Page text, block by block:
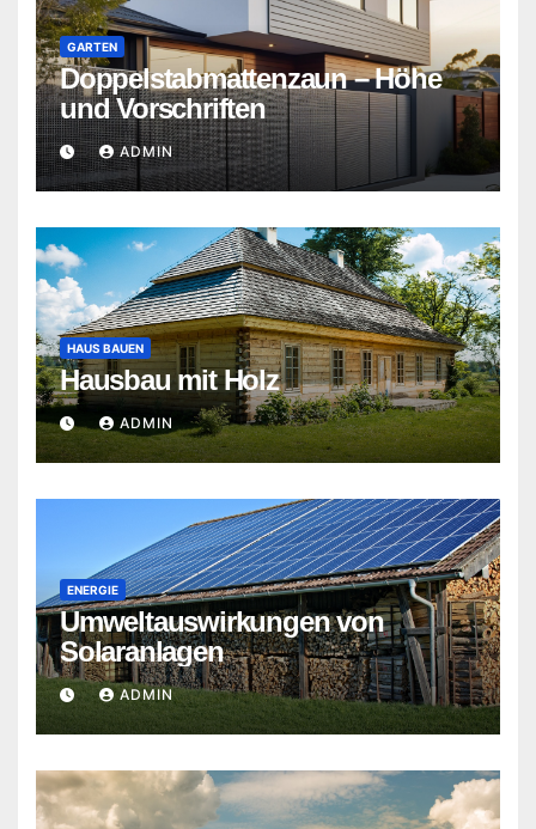
GARTEN
Doppelstabmattenzaun – Höhe
und Vorschriften
ADMIN
HAUS BAUEN
Hausbau mit Holz
ADMIN
ENERGIE
Umweltauswirkungen von
Solaranlagen
ADMIN